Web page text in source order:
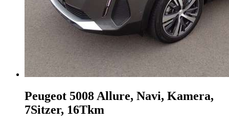
Peugeot 5008 Allure, Navi, Kamera,
7Sitzer, 16Tkm